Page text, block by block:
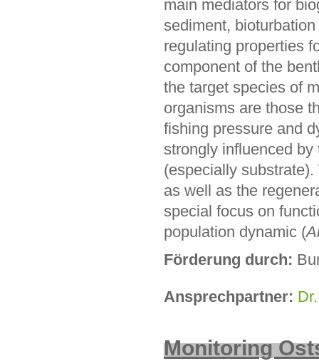
main mediators for
sediment,
regulating properties
component of the
the target species of
organisms are those
fishing pressure and
strongly influenced
(especially
as well as the
special focus on
population dynamic (
Förderung durch:
Ansprechpartner:
Monitoring